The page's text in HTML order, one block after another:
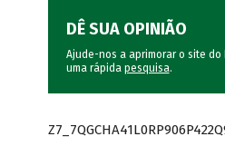
DÊ SUA OPINIÃO
Ajude-nos a aprimorar o site do
uma rápida pesquisa.